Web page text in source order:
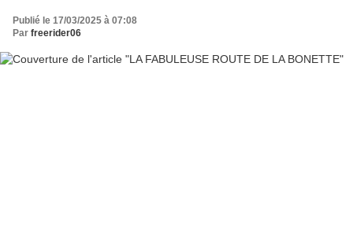
Publié le 17/03/2025 à 07:08
Par freerider06